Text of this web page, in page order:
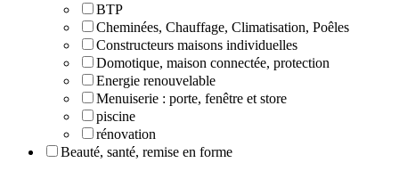
BTP
Cheminées, Chauffage, Climatisation, Poêles
Constructeurs maisons individuelles
Domotique, maison connectée, protection
Energie renouvelable
Menuiserie : porte, fenêtre et store
piscine
rénovation
Beauté, santé, remise en forme